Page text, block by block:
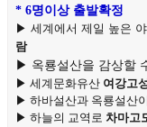
* 6명이상 출발확정
▶ 세계에서 제일 높은
람
▶ 옥룡설산을 감상할
▶ 세계문화유산 여강고
▶ 하바설산과 옥룡설산
▶ 하늘의 교역로 차마고